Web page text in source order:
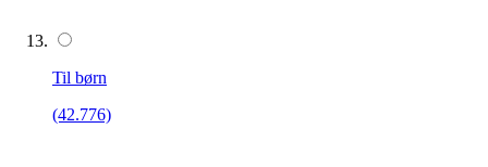
Til børn
(42.776)